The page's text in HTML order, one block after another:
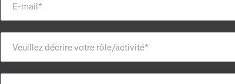
E-mail*
Veuillez décrire votre rôle/activité*